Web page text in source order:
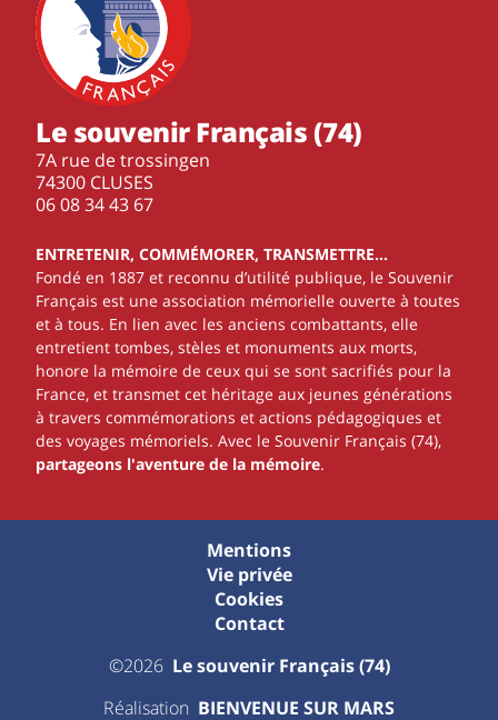
Le souvenir Français (74)
7A rue de trossingen
74300 CLUSES
‭06 08 34 43 67‬
ENTRETENIR, COMMÉMORER, TRANSMETTRE…
Fondé en 1887 et reconnu d’utilité publique, le Souvenir
Français est une association mémorielle ouverte à toutes
et à tous. En lien avec les anciens combattants, elle
entretient tombes, stèles et monuments aux morts,
honore la mémoire de ceux qui se sont sacrifiés pour la
France, et transmet cet héritage aux jeunes générations
à travers commémorations et actions pédagogiques et
des voyages mémoriels. Avec le Souvenir Français (74),
partageons l'aventure de la mémoire.
©2026 Le souvenir Français (74)
Mentions
Vie privée
Cookies
Contact
Réalisation BIENVENUE SUR MARS